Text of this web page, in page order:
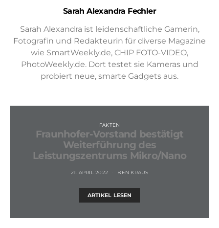
Sarah Alexandra Fechler
Sarah Alexandra ist leidenschaftliche Gamerin,
Fotografin und Redakteurin für diverse Magazine
wie SmartWeekly.de, CHIP FOTO-VIDEO,
PhotoWeekly.de. Dort testet sie Kameras und
probiert neue, smarte Gadgets aus.
FAKTEN
Fraunhofer-Vorstand bestätigt
Weiterführung des
Leistungszentrums Mikro/Nano
21. APRIL 2022 BEN KRAUS
ARTIKEL LESEN